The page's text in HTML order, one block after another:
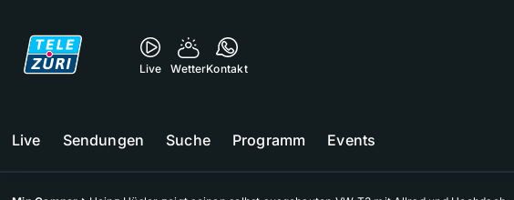
Live WetterKontakt
Live Sendungen Suche Programm Events